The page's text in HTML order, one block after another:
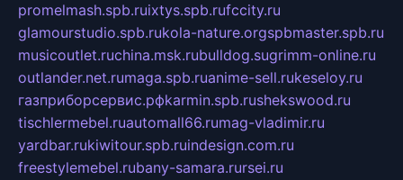
promelmash.spb.ruixtys.spb.rufccity.ru
glamourstudio.spb.rukola-nature.orgspbmaster.spb.ru
musicoutlet.ruchina.msk.rubulldog.sugrimm-online.ru
outlander.net.rumaga.spb.ruanime-sell.rukeseloy.ru
газприборсервис.рфkarmin.spb.rushekswood.ru
tischlermebel.ruautomall66.rumag-vladimir.ru
yardbar.rukiwitour.spb.ruindesign.com.ru
freestylemebel.rubany-samara.rursei.ru